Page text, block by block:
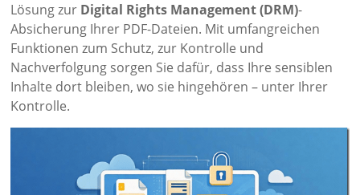
Lösung zur Digital Rights Management (DRM)-
Absicherung Ihrer PDF-Dateien. Mit umfangreichen
Funktionen zum Schutz, zur Kontrolle und
Nachverfolgung sorgen Sie dafür, dass Ihre sensiblen
Inhalte dort bleiben, wo sie hingehören – unter Ihrer
Kontrolle.